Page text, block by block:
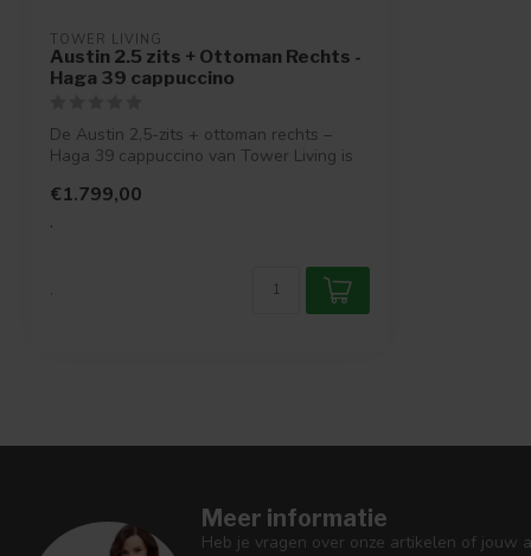
TOWER LIVING
Austin 2.5 zits + Ottoman Rechts -
Haga 39 cappuccino
De Austin 2,5-zits + ottoman rechts –
Haga 39 cappuccino van Tower Living is
€1.799,00
.
.
Meer informatie
Heb je vragen over onze artikelen of jouw